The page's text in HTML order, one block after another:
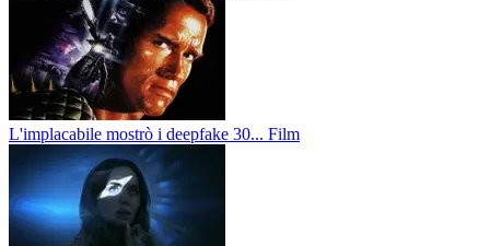
L'implacabile mostrò i deepfake 30... Film